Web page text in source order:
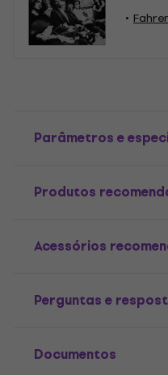
Parâmetros e
Produtos
Acessórios
Perguntas e
Documentos